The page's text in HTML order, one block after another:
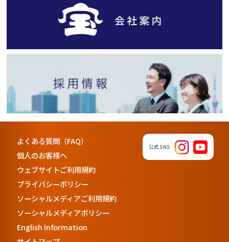
よくある質問（FAQ）
ウェブサイトご利用規約
ソーシャルメディアご利用規約
English Information
個人のお客様へ
プライバシーポリシー
ソーシャルメディアポリシー
公式SNS